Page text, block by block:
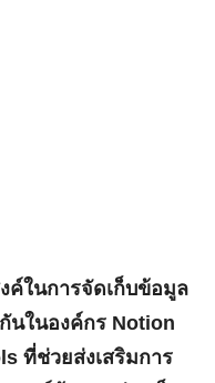
ค์ในการจัดเก็บข้อมูล
นในองค์กร Notion
ที่ช่วยส่งเสริมการ